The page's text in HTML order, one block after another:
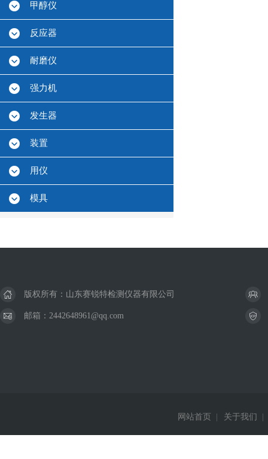
甲醇仪
反应器
耐磨仪
强力机
发生器
装置
用仪
模具
版权所有：山东赛锐特检测仪器有限公司
邮箱：2442648961@qq.com
网站首页 关于我们